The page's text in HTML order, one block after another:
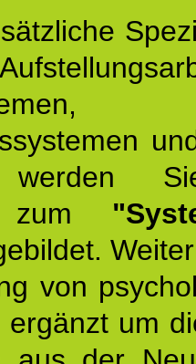
werden
zum
von
ergänzt um